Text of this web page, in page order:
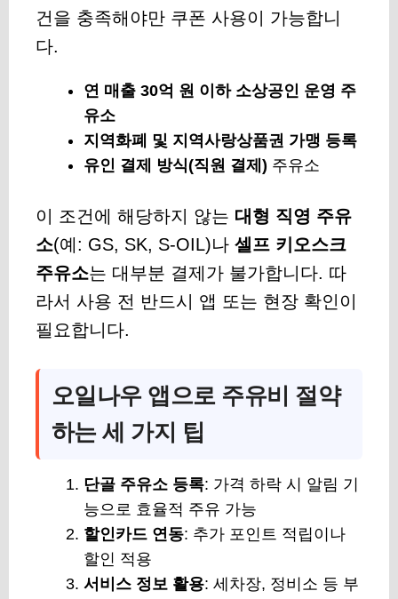
건을 충족해야만 쿠폰 사용이 가능합니
다.
연 매출 30억 원 이하 소상공인 운영 주
유소
지역화폐 및 지역사랑상품권 가맹 등록
유인 결제 방식(직원 결제) 주유소
이 조건에 해당하지 않는 대형 직영 주유
소(예: GS, SK, S-OIL)나 셀프 키오스크
주유소는 대부분 결제가 불가합니다. 따
라서 사용 전 반드시 앱 또는 현장 확인이
필요합니다.
오일나우 앱으로 주유비 절약
하는 세 가지 팁
단골 주유소 등록: 가격 하락 시 알림 기
능으로 효율적 주유 가능
할인카드 연동: 추가 포인트 적립이나
할인 적용
서비스 정보 활용: 세차장, 정비소 등 부